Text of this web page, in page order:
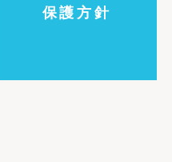
保護方針